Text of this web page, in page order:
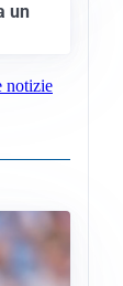
un
notizie